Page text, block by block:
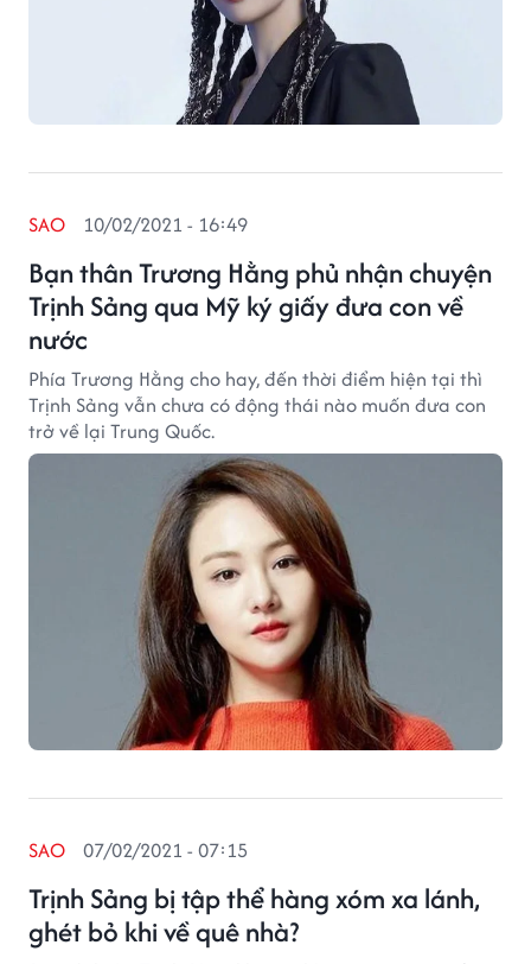
Bạn thân Trương Hằng phủ nhận chuyện
Trịnh Sảng qua Mỹ ký giấy đưa con về
nước
SAO 10/02/2021 - 16:49
Phía Trương Hằng cho hay, đến thời điểm hiện tại thì
Trịnh Sảng vẫn chưa có động thái nào muốn đưa con
trở về lại Trung Quốc.
Trịnh Sảng bị tập thể hàng xóm xa lánh,
ghét bỏ khi về quê nhà?
SAO 07/02/2021 - 07:15